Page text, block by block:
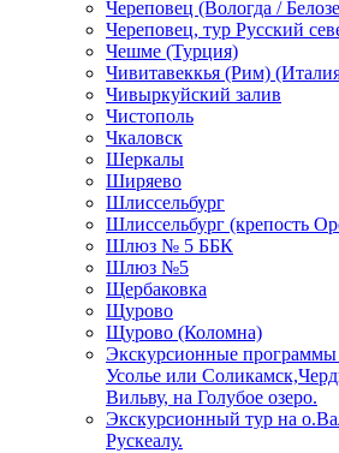
Череповец (Вологда /
Череповец, тур Русский
Чешме (Турция)
Чивитавеккья (Рим)
Чивыркуйский залив
Чистополь
Чкаловск
Шеркалы
Ширяево
Шлиссельбург
Шлиссельбург (крепость
Шлюз № 5 ББК
Шлюз №5
Щербаковка
Щурово
Щурово (Коломна)
Экскурсионные программы
Усолье или
Вильву, на Голубое озеро.
Экскурсионный тур на
Рускеалу.